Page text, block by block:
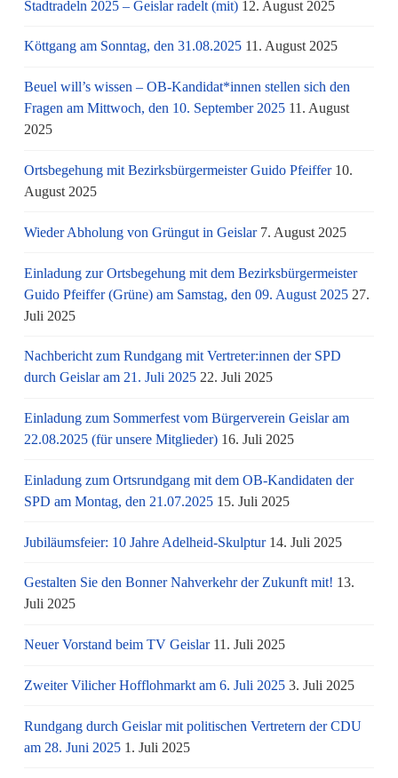
Stadtradeln 2025 – Geislar radelt (mit) 12. August 2025
Köttgang am Sonntag, den 31.08.2025 11. August 2025
Beuel will’s wissen – OB-Kandidat*innen stellen sich den
Fragen am Mittwoch, den 10. September 2025 11. August
2025
Ortsbegehung mit Bezirksbürgermeister Guido Pfeiffer 10.
August 2025
Wieder Abholung von Grüngut in Geislar 7. August 2025
Einladung zur Ortsbegehung mit dem Bezirksbürgermeister
Guido Pfeiffer (Grüne) am Samstag, den 09. August 2025 27.
Juli 2025
Nachbericht zum Rundgang mit Vertreter:innen der SPD
durch Geislar am 21. Juli 2025 22. Juli 2025
Einladung zum Sommerfest vom Bürgerverein Geislar am
22.08.2025 (für unsere Mitglieder) 16. Juli 2025
Einladung zum Ortsrundgang mit dem OB-Kandidaten der
SPD am Montag, den 21.07.2025 15. Juli 2025
Jubiläumsfeier: 10 Jahre Adelheid-Skulptur 14. Juli 2025
Gestalten Sie den Bonner Nahverkehr der Zukunft mit! 13.
Juli 2025
Neuer Vorstand beim TV Geislar 11. Juli 2025
Zweiter Vilicher Hofflohmarkt am 6. Juli 2025 3. Juli 2025
Rundgang durch Geislar mit politischen Vertretern der CDU
am 28. Juni 2025 1. Juli 2025